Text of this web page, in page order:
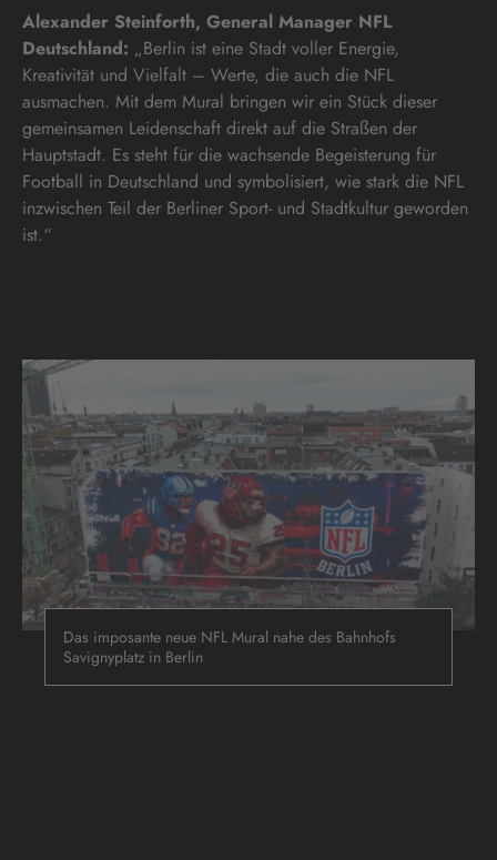
Alexander Steinforth, General Manager NFL
Deutschland: „Berlin ist eine Stadt voller Energie,
Kreativität und Vielfalt – Werte, die auch die NFL
ausmachen. Mit dem Mural bringen wir ein Stück dieser
gemeinsamen Leidenschaft direkt auf die Straßen der
Hauptstadt. Es steht für die wachsende Begeisterung für
Football in Deutschland und symbolisiert, wie stark die NFL
inzwischen Teil der Berliner Sport- und Stadtkultur geworden
ist.“
Das imposante neue NFL Mural nahe des Bahnhofs
Savignyplatz in Berlin